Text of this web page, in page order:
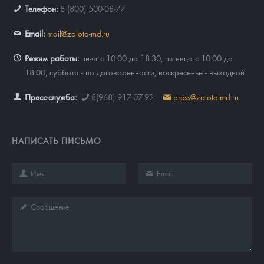
Телефон: 8 (800) 500-08-77
Email: mail@zoloto-md.ru
Режим работы: пн-чт с 10:00 до 18:30, пятница с 10:00 до
18:00, суббота - по договоренности, воскресенье - выходной.
Пресс-служба: 8(968) 917-07-92 press@zoloto-md.ru
НАПИСАТЬ ПИСЬМО